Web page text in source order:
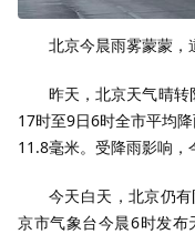
北京今晨雨雾蒙蒙，
昨天，北京天气晴
17时至9日6时全市平均
11.8毫米。受降雨影响，
今天白天，北京仍
京市气象台今晨6时发